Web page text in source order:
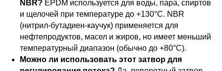
NBR? EPDM используется для воды, пара, спиртов
и щелочей при температуре до +130°C. NBR
(нитрил-бутадиен-каучук) применяется для
нефтепродуктов, масел и жиров, но имеет меньший
температурный диапазон (обычно до +80°C).
Можно ли использовать этот затвор для